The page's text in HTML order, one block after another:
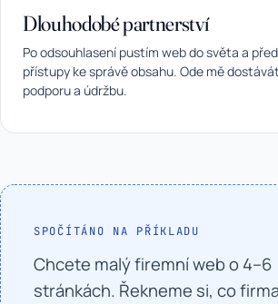
Dlouhodobé partnerství
Po odsouhlasení pustím web do světa a
přístupy ke správě obsahu. Ode mě
podporu a údržbu.
SPOČÍTÁNO NA PŘÍKLADU
Chcete malý firemní web o 4–6
stránkách. Řekneme si, co